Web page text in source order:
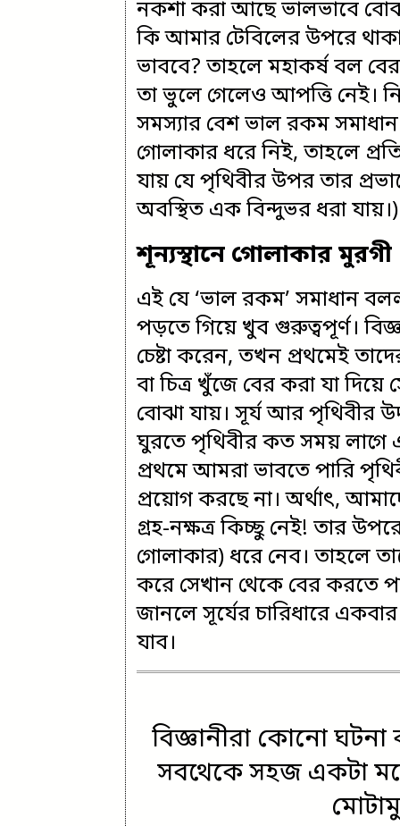
নকশা করা আছে ভালভাবে
কি আমার টেবিলের উপরে
ভাববে? তাহলে মহাকর্ষ বল
তা ভুলে গেলেও আপত্তি নেই।
সমস্যার বেশ ভাল রকম
গোলাকার ধরে নিই, তাহলে
যায় যে পৃথিবীর উপর তার
অবস্থিত এক বিন্দুভর ধরা যায়।)
শূন্যস্থানে গোলাকার মুরগী
এই যে ‘ভাল রকম’ সমাধান
পড়তে গিয়ে খুব গুরুত্বপূর্ণ।
চেষ্টা করেন, তখন প্রথমেই
বা চিত্র খুঁজে বের করা যা
বোঝা যায়। সূর্য আর পৃথিবীর
ঘুরতে পৃথিবীর কত সময় লাগে
প্রথমে আমরা ভাবতে পারি
প্রয়োগ করছে না। অর্থাৎ,
গ্রহ-নক্ষত্র কিচ্ছু নেই! তার
গোলাকার) ধরে নেব। তাহলে
করে সেখান থেকে বের করতে
জানলে সূর্যের চারিধারে
যাব।
বিজ্ঞানীরা কোনো ঘটনা
সবথেকে সহজ একটা